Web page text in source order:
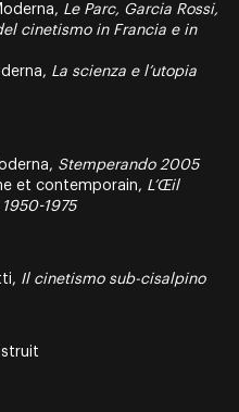
Le Parc, Garcia Rossi,
cinetismo in Francia e in
La scienza e l’utopia
Stemperando 2005
et contemporain, L’Œil
1975
Il cinetismo sub-cisalpino